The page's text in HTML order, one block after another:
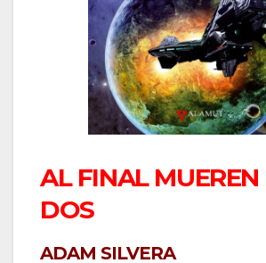
AL FINAL MUEREN
DOS
ADAM SILVERA